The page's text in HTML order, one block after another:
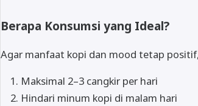
Berapa Konsumsi yang Ideal?
Agar manfaat kopi dan mood tetap
Maksimal 2–3 cangkir per hari
Hindari minum kopi di malam hari